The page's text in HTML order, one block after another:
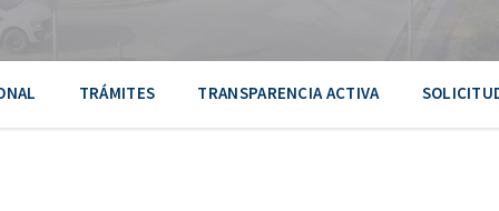
TRÁMITES TRANSPARENCIA ACTIVA